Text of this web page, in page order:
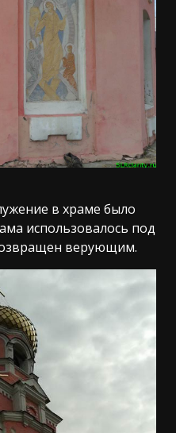
в храме было
использовалось под
верующим.